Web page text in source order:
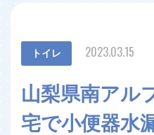
トイレ 2023.03.15
山梨県南アル
宅で小便器水